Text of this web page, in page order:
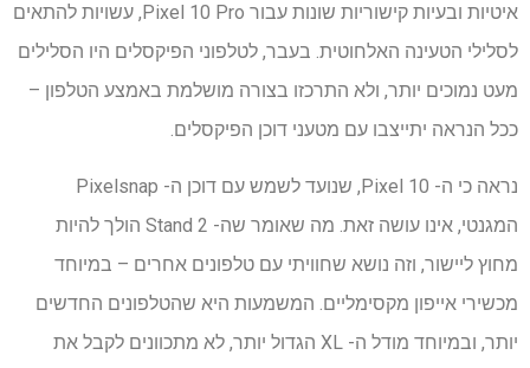
איטיות ובעיות קישוריות שונות עבור Pixel 10 Pro, עשויות להתאים
לסלילי הטעינה האלחוטית. בעבר, לטלפוני הפיקסלים היו הסלילים
מעט נמוכים יותר, ולא התרכזו בצורה מושלמת באמצע הטלפון –
ככל הנראה יתייצבו עם מטעני דוכן הפיקסלים.
נראה כי ה- Pixel 10, שנועד לשמש עם דוכן ה- Pixelsnap
המגנטי, אינו עושה זאת. מה שאומר שה- Stand 2 הולך להיות
מחוץ ליישור, וזה נושא שחוויתי עם טלפונים אחרים – במיוחד
מכשירי אייפון מקסימליים. המשמעות היא שהטלפונים החדשים
יותר, ובמיוחד מודל ה- XL הגדול יותר, לא מתכוונים לקבל את